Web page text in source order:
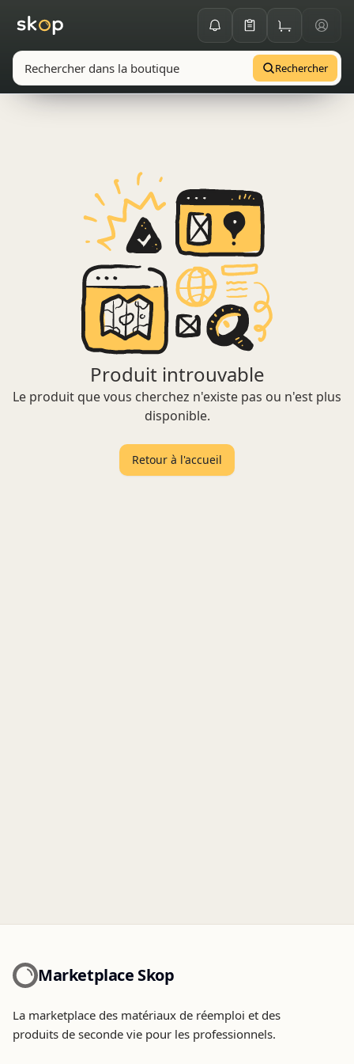
Rechercher
Produit introuvable
Le produit que vous cherchez n'existe pas ou n'est plus
disponible.
Retour à l'accueil
Marketplace Skop
La marketplace des matériaux de réemploi et des
produits de seconde vie pour les professionnels.